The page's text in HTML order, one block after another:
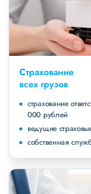
Страхование
всех грузов
страхование
000 рублей
ведущие
собственная